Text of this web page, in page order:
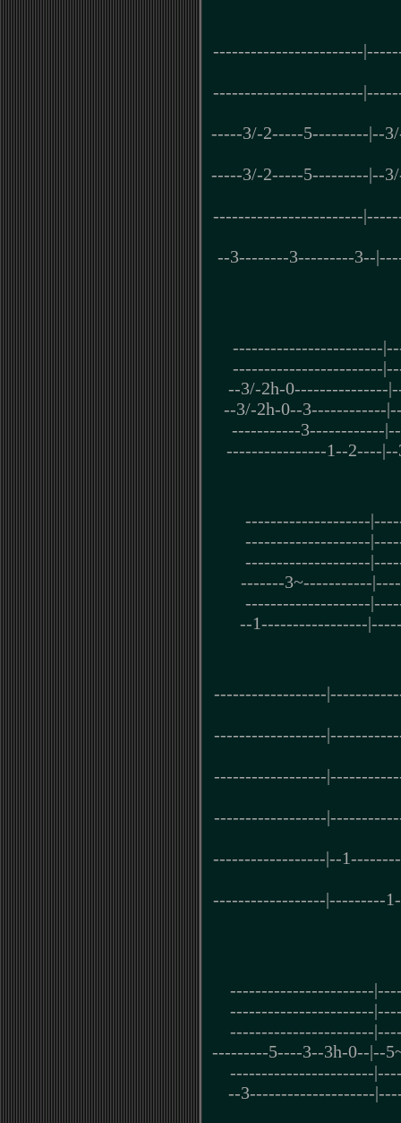
------------------------
------------------------
-----3/-2-----5---------|--
-----3/-2-----5---------|--
------------------------
--3--------3---------3--
------------------------
------------------------
--3/-2h-0---------------
--3/-2h-0--3------------
-----------3------------
----------------1--2----
--------------------
--------------------
--------------------
-------3~-----------
--------------------
--1-----------------
------------------
------------------
------------------
------------------
------------------|--
------------------|---------
-----------------------
-----------------------
-----------------------
---------5----3--3h-0--|--
-----------------------
--3--------------------